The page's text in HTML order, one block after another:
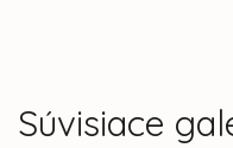
Súvisiace